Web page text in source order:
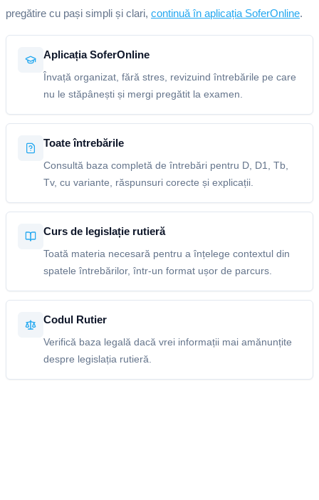
pregătire cu pași simpli și clari, continuă în aplicația SoferOnline.
Aplicația SoferOnline
Învață organizat, fără stres, revizuind întrebările pe care
nu le stăpânești și mergi pregătit la examen.
Toate întrebările
Consultă baza completă de întrebări pentru D, D1, Tb,
Tv, cu variante, răspunsuri corecte și explicații.
Curs de legislație rutieră
Toată materia necesară pentru a înțelege contextul din
spatele întrebărilor, într-un format ușor de parcurs.
Codul Rutier
Verifică baza legală dacă vrei informații mai amănunțite
despre legislația rutieră.